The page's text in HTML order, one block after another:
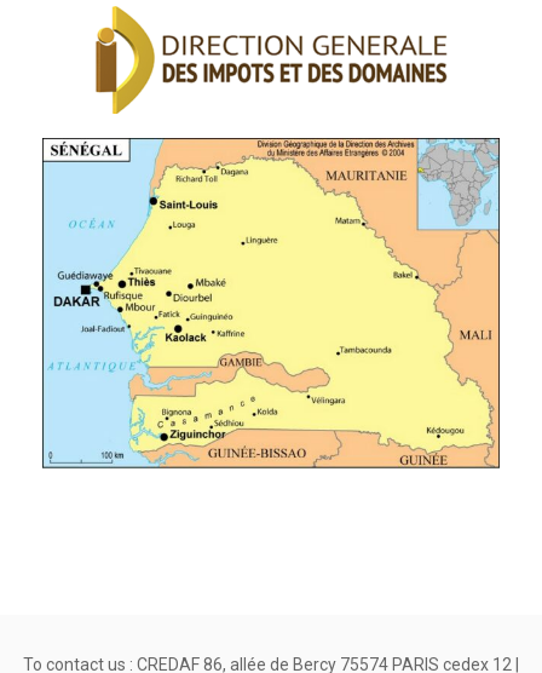
To contact us : CREDAF 86, allée de Bercy 75574 PARIS cedex 12 |